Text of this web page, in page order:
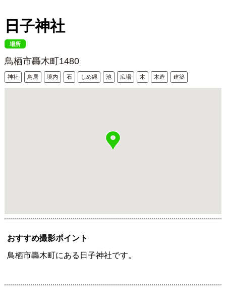
日子神社
場所
鳥栖市轟木町1480
神社 鳥居 境内 石 しめ縄 池 広場 木 木造 建築
おすすめ撮影ポイント
鳥栖市轟木町にある日子神社です。